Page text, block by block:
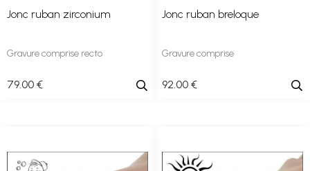
Jonc ruban zirconium
Gravure comprise recto
79.00 €
Jonc ruban breloque
Gravure comprise
92.00 €